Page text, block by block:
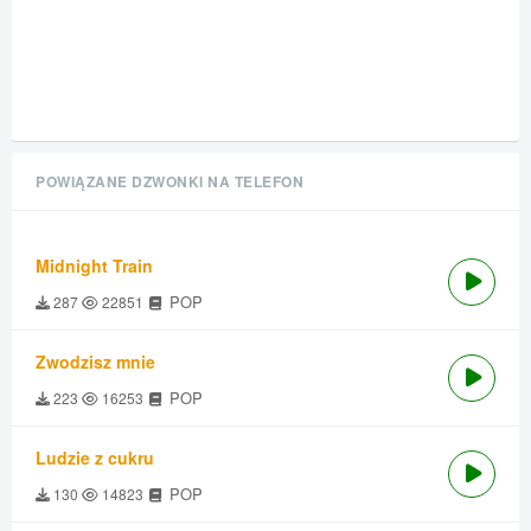
POWIĄZANE DZWONKI NA TELEFON
Midnight Train
287 22851 POP
Zwodzisz mnie
223 16253 POP
Ludzie z cukru
130 14823 POP